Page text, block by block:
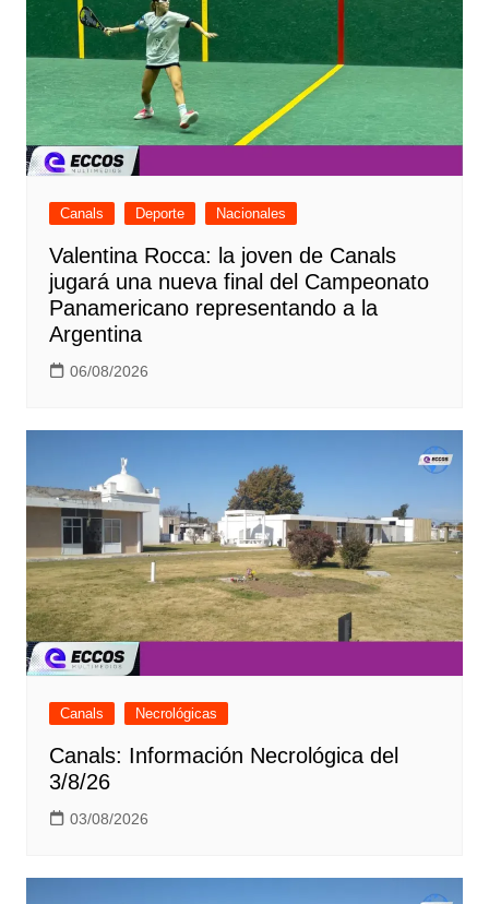
Canals Deporte Nacionales
Valentina Rocca: la joven de Canals
jugará una nueva final del Campeonato
Panamericano representando a la
Argentina
06/08/2026
Canals Necrológicas
Canals: Información Necrológica del
3/8/26
03/08/2026